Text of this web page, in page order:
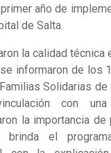
año de
de Salta.
la calidad técnica
informaron de los
Solidarias
con
la importancia de
el